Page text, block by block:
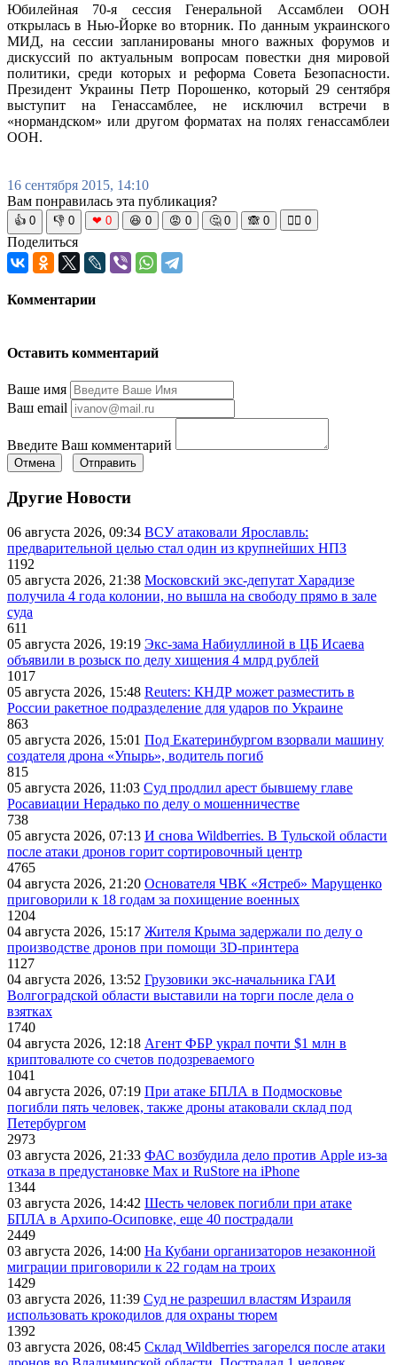
Юбилейная 70-я сессия Генеральной Ассамблеи ООН
открылась в Нью-Йорке во вторник. По данным украинского
МИД, на сессии запланированы много важных форумов и
дискуссий по актуальным вопросам повестки дня мировой
политики, среди которых и реформа Совета Безопасности.
Президент Украины Петр Порошенко, который 29 сентября
выступит на Генассамблее, не исключил встречи в
«нормандском» или другом форматах на полях генассамблеи
ООН.
16 сентября 2015, 14:10
Вам понравилась эта публикация?
👍 0 👎 0 ❤ 0 😆 0 😡 0 🤔 0 🙈 0 🧘‍♀️ 0
Поделиться
Комментарии
Оставить комментарий
Ваше имя
Ваш email
Введите Ваш комментарий
Отмена Отправить
Другие Новости
06 августа 2026, 09:34 ВСУ атаковали Ярославль:
предварительной целью стал один из крупнейших НПЗ
1192
05 августа 2026, 21:38 Московский экс-депутат Харадизе
получила 4 года колонии, но вышла на свободу прямо в зале
суда
611
05 августа 2026, 19:19 Экс-зама Набиуллиной в ЦБ Исаева
объявили в розыск по делу хищения 4 млрд рублей
1017
05 августа 2026, 15:48 Reuters: КНДР может разместить в
России ракетное подразделение для ударов по Украине
863
05 августа 2026, 15:01 Под Екатеринбургом взорвали машину
создателя дрона «Упырь», водитель погиб
815
05 августа 2026, 11:03 Суд продлил арест бывшему главе
Росавиации Нерадько по делу о мошенничестве
738
05 августа 2026, 07:13 И снова Wildberries. В Тульской области
после атаки дронов горит сортировочный центр
4765
04 августа 2026, 21:20 Основателя ЧВК «Ястреб» Марущенко
приговорили к 18 годам за похищение военных
1204
04 августа 2026, 15:17 Жителя Крыма задержали по делу о
производстве дронов при помощи 3D‑принтера
1127
04 августа 2026, 13:52 Грузовики экс-начальника ГАИ
Волгоградской области выставили на торги после дела о
взятках
1740
04 августа 2026, 12:18 Агент ФБР украл почти $1 млн в
криптовалюте со счетов подозреваемого
1041
04 августа 2026, 07:19 При атаке БПЛА в Подмосковье
погибли пять человек, также дроны атаковали склад под
Петербургом
2973
03 августа 2026, 21:33 ФАС возбудила дело против Apple из-за
отказа в предустановке Max и RuStore на iPhone
1344
03 августа 2026, 14:42 Шесть человек погибли при атаке
БПЛА в Архипо-Осиповке, еще 40 пострадали
2449
03 августа 2026, 14:00 На Кубани организаторов незаконной
миграции приговорили к 22 годам на троих
1429
03 августа 2026, 11:39 Суд не разрешил властям Израиля
использовать крокодилов для охраны тюрем
1392
03 августа 2026, 08:45 Склад Wildberries загорелся после атаки